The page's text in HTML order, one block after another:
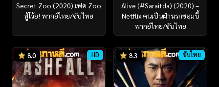
Secret Zoo (2020) เฟค Zoo
สู้โว้ย! พากย์ไทย/ซับไทย
Alive (#Saraitda) (2020) –
Netflix คนเป็นฝ่านรกซอมบี้
พากย์ไทย/ซับไทย
8.0 HD 8.3 ซับไทย